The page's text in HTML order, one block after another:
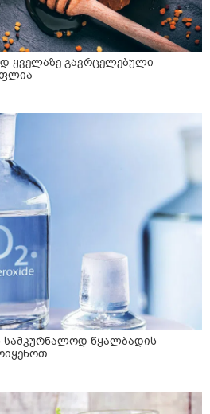
ყველაზე გავრცელებული
წყალბადის